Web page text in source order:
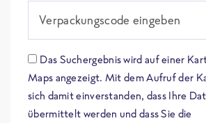
Verpackungscode eingeben
Das Suchergebnis wird auf einer
Maps angezeigt. Mit dem Aufruf der
sich damit einverstanden, dass Ihre
übermittelt werden und dass Sie die